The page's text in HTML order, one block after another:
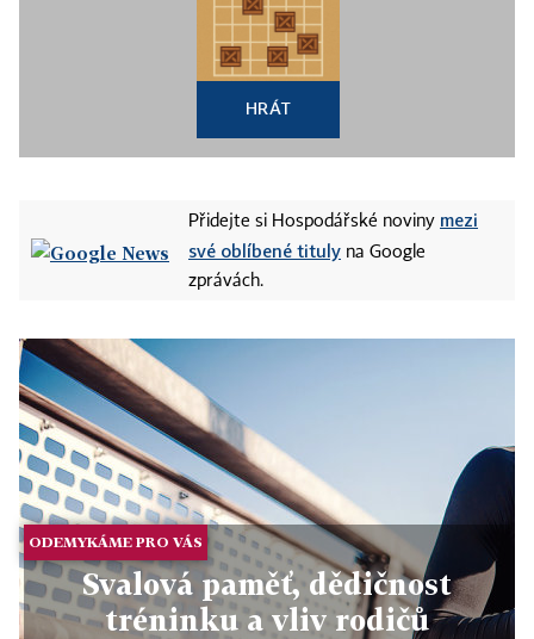
HRÁT
Přidejte si Hospodářské noviny mezi
své oblíbené tituly na Google
zprávách.
ODEMYKÁME PRO VÁS
Svalová paměť, dědičnost
tréninku a vliv rodičů